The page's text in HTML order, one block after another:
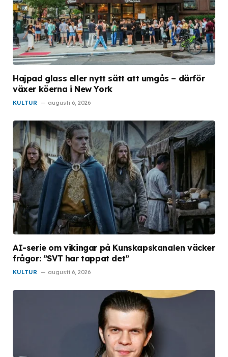
Hajpad glass eller nytt sätt att umgås – därför
växer köerna i New York
KULTUR augusti 6, 2026
AI-serie om vikingar på Kunskapskanalen väcker
frågor: ”SVT har tappat det”
KULTUR augusti 6, 2026